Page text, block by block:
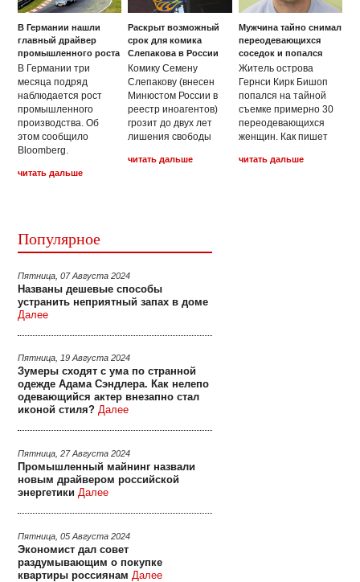
В Германии нашли
главный драйвер
промышленного роста
В Германии три
месяца подряд
наблюдается рост
промышленного
производства. Об
этом сообщило
Bloomberg.
читать дальше
Раскрыт возможный
срок для комика
Слепакова в России
Комику Семену
Слепакову (внесен
Минюстом России в
реестр иноагентов)
грозит до двух лет
лишения свободы
читать дальше
Мужчина тайно снимал
переодевающихся
соседок и попался
Житель острова
Гернси Кирк Бишоп
попался на тайной
съемке примерно 30
переодевающихся
женщин. Как пишет
читать дальше
Популярное
Пятница, 07 Августа 2024
Названы дешевые способы
устранить неприятный запах в доме
Далее
Пятница, 19 Августа 2024
Зумеры сходят с ума по странной
одежде Адама Сэндлера. Как нелепо
одевающийся актер внезапно стал
иконой стиля? Далее
Пятница, 27 Августа 2024
Промышленный майнинг назвали
новым драйвером российской
энергетики Далее
Пятница, 05 Августа 2024
Экономист дал совет
раздумывающим о покупке
квартиры россиянам Далее